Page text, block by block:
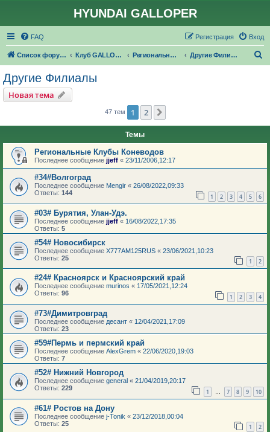
HYUNDAI GALLOPER
FAQ Вход
Регистрация
Список форумов Клуб GALLOPER.RU Региональные филиалы GALLOPER.RU Другие Филиалы
Другие Филиалы
Новая тема
47 тем 1 2
Темы
Региональные Клубы Коневодов
Последнее сообщение jjeff « 23/11/2006,12:17
#34#Волгоград
Последнее сообщение Mengir « 26/08/2022,09:33
Ответы: 144 1 2 3 4 5 6
#03# Бурятия, Улан-Удэ.
Последнее сообщение jjeff « 16/08/2022,17:35
Ответы: 5
#54# Новосибирск
Последнее сообщение X777AM125RUS « 23/06/2021,10:23
Ответы: 25 1 2
#24# Красноярск и Красноярский край
Последнее сообщение murinos « 17/05/2021,12:24
Ответы: 96 1 2 3 4
#73#Димитровград
Последнее сообщение десант « 12/04/2021,17:09
Ответы: 23
#59#Пермь и пермский край
Последнее сообщение AlexGrem « 22/06/2020,19:03
Ответы: 7
#52# Нижний Новгород
Последнее сообщение general « 21/04/2019,20:17
Ответы: 229 1 … 7 8 9 10
#61# Ростов на Дону
Последнее сообщение j-Tonik « 23/12/2018,00:04
Ответы: 25 1 2